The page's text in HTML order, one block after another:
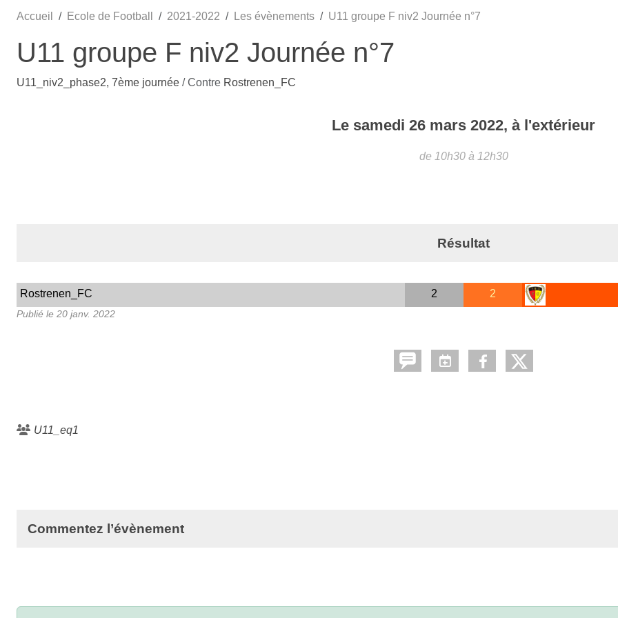
Accueil Ecole de Football 2021-2022 Les évènements U11 groupe F niv2 Journée n°7
U11 groupe F niv2 Journée n°7
U11_niv2_phase2, 7ème journée / Contre Rostrenen_FC
Le samedi 26 mars 2022, à l'extérieur
de 10h30 à 12h30
Résultat
Rostrenen_FC 2 2
Publié le 20 janv. 2022
U11_eq1
Commentez l’évènement